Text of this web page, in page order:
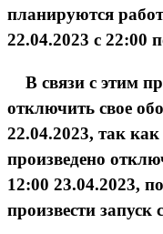
планируются
22.04.2023 с 22:00
В связи с этим
отключить свое
22.04.2023, так как
произведено
12:00 23.04.2023,
произвести запуск